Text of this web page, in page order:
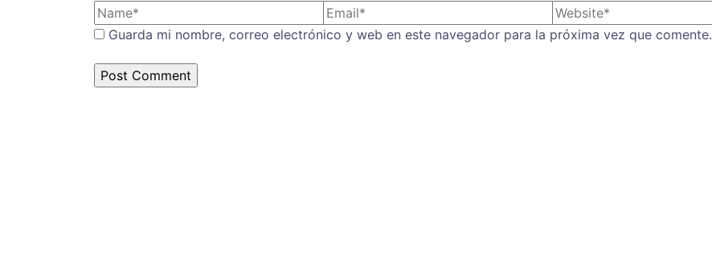
Guarda mi nombre, correo electrónico y web en este navegador para la próxima vez que comente.